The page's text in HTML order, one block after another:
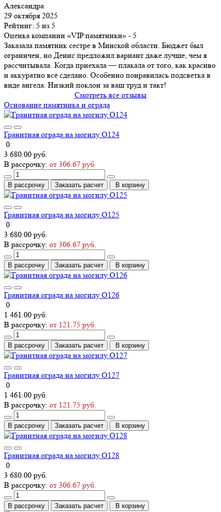
Александра
29 октября 2025
Рейтинг: 5 из 5
Оценка компании «VIP памятники» - 5
Заказала памятник сестре в Минской области. Бюджет был
ограничен, но Денис предложил вариант даже лучше, чем я
рассчитывала. Когда приехала — плакала от того, как красиво
и аккуратно всё сделано. Особенно понравилась подсветка в
виде ангела. Низкий поклон за ваш труд и такт!
Смотреть все отзывы
Основание памятника и ограда
Гранитная ограда на могилу О124
0
3 680.00 руб.
В рассрочку: от 306.67 руб.
В рассрочку Заказать расчет В корзину
Гранитная ограда на могилу О125
0
3 680.00 руб.
В рассрочку: от 306.67 руб.
В рассрочку Заказать расчет В корзину
Гранитная ограда на могилу О126
0
1 461.00 руб.
В рассрочку: от 121.75 руб.
В рассрочку Заказать расчет В корзину
Гранитная ограда на могилу О127
0
1 461.00 руб.
В рассрочку: от 121.75 руб.
В рассрочку Заказать расчет В корзину
Гранитная ограда на могилу О128
0
3 680.00 руб.
В рассрочку: от 306.67 руб.
В рассрочку Заказать расчет В корзину